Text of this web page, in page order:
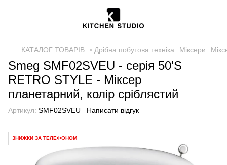
КАТАЛОГ ТОВАРІВ ◦ Дрібна побутова техніка Міксери
Smeg SMF02SVEU - серія 50'S
RETRO STYLE - Міксер
планетарний, колір сріблястий
Артикул: SMF02SVEU Написати відгук
ЗНИЖКИ ЗА ТЕЛЕФОНОМ